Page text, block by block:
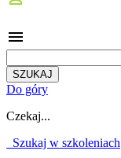
menu
Do góry
Czekaj...
Szukaj w szkoleniach